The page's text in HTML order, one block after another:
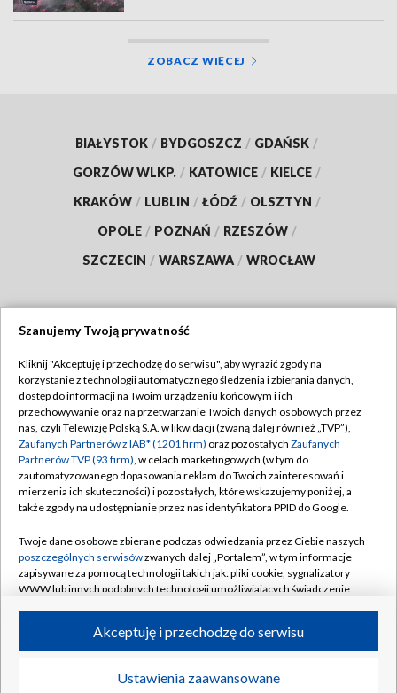
ZOBACZ WIĘCEJ
BIAŁYSTOK / BYDGOSZCZ / GDAŃSK /
GORZÓW WLKP. / KATOWICE / KIELCE /
KRAKÓW / LUBLIN / ŁÓDŹ / OLSZTYN /
OPOLE / POZNAŃ / RZESZÓW /
SZCZECIN / WARSZAWA / WROCŁAW
TVP
Abonament TVP
Emisja w TVP
Centrum informacji TVP
Naziemna Telewizja Cyfrowa
Rada Programowa
System NOS
Informacje o nadawcy
Program dla prasy
Regulamin TVP
Polityka prywatności
Moje zgody
Pomoc
Kontakt
Kanały
©2026 Telewizja Polska S.A. w likwidacji
Szanujemy Twoją prywatność
Kliknij "Akceptuję i przechodzę do serwisu", aby wyrazić zgody na
korzystanie z technologii automatycznego śledzenia i zbierania danych,
dostęp do informacji na Twoim urządzeniu końcowym i ich
przechowywanie oraz na przetwarzanie Twoich danych osobowych przez
nas, czyli Telewizję Polską S.A. w likwidacji (zwaną dalej również „TVP”),
Zaufanych Partnerów z IAB* (1201 firm) oraz pozostałych Zaufanych
Partnerów TVP (93 firm), w celach marketingowych (w tym do
zautomatyzowanego dopasowania reklam do Twoich zainteresowań i
mierzenia ich skuteczności) i pozostałych, które wskazujemy poniżej, a
także zgody na udostępnianie przez nas identyfikatora PPID do Google.
Twoje dane osobowe zbierane podczas odwiedzania przez Ciebie naszych
poszczególnych serwisówzwanych dalej „Portalem”, w tym informacje
zapisywane za pomocą technologii takich jak: pliki cookie, sygnalizatory
WWW lub innych podobnych technologii umożliwiających świadczenie
ruchu w Internecie.
Twoje dane osobowe zbierane podczas odwiedzania przez Ciebie
poszczególnych serwisówna Portalu, takie jak adresy IP, identyfikatory
Ustawienia zaawansowane
Akceptuję i przechodzę do serwisu